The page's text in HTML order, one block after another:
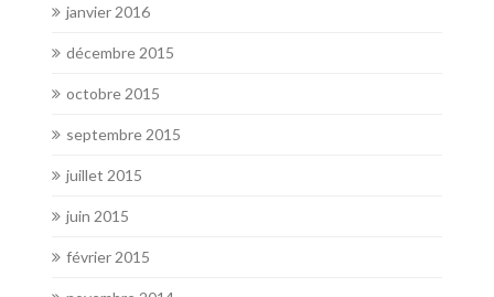
janvier 2016
décembre 2015
octobre 2015
septembre 2015
juillet 2015
juin 2015
février 2015